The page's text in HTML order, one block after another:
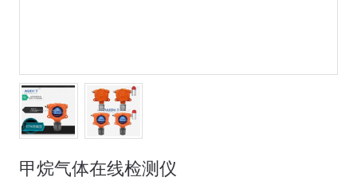
甲烷气体在线检测仪